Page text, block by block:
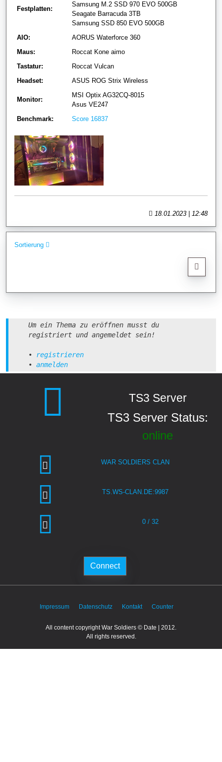
Festplatten:
Samsung M.2 SSD 970 EVO 500GB
Seagate Barracuda 3TB
Samsung SSD 850 EVO 500GB
AIO:
AORUS Waterforce 360
Maus:
Roccat Kone aimo
Tastatur:
Roccat Vulcan
Headset:
ASUS ROG Strix Wireless
Monitor:
MSI Optix AG32CQ-8015
Asus VE247
Benchmark:
Score 16837
18.01.2023 | 12:48
Sortierung
Um ein Thema zu eröffnen musst du
registriert und angemeldet sein!
• registrieren
• anmelden
TS3 Server
TS3 Server Status:
online
WAR SOLDIERS CLAN
TS.WS-CLAN.DE:9987
0 / 32
Connect
Impressum Datenschutz Kontakt Counter
All content copyright War Soldiers © Date | 2012.
All rights reserved.